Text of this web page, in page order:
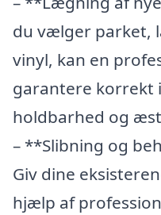
du vælger parket,
vinyl, kan en
garantere korrekt
holdbarhed og
– **Slibning og
Giv dine
hjælp af